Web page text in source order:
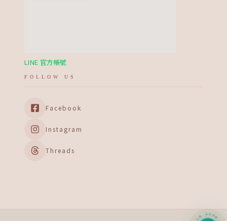
LINE 官方帳號
FOLLOW US
Facebook
Instagram
Threads